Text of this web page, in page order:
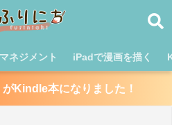
ネジメント iPadで漫画を描く
Kindle本になりました！